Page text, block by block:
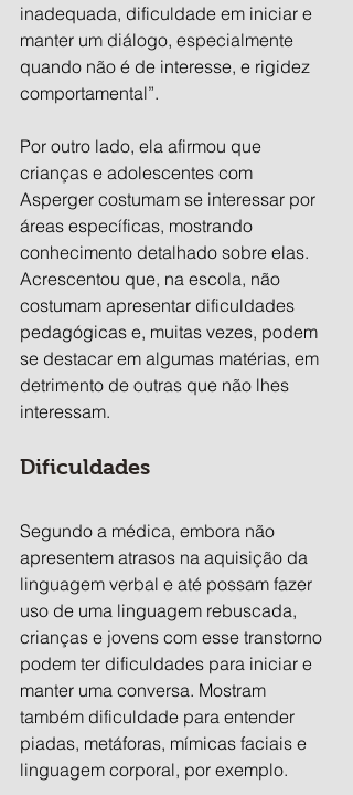
inadequada, dificuldade em iniciar e
manter um diálogo, especialmente
quando não é de interesse, e rigidez
comportamental”.
Por outro lado, ela afirmou que
crianças e adolescentes com
Asperger costumam se interessar por
áreas específicas, mostrando
conhecimento detalhado sobre elas.
Acrescentou que, na escola, não
costumam apresentar dificuldades
pedagógicas e, muitas vezes, podem
se destacar em algumas matérias, em
detrimento de outras que não lhes
interessam.
Dificuldades
Segundo a médica, embora não
apresentem atrasos na aquisição da
linguagem verbal e até possam fazer
uso de uma linguagem rebuscada,
crianças e jovens com esse transtorno
podem ter dificuldades para iniciar e
manter uma conversa. Mostram
também dificuldade para entender
piadas, metáforas, mímicas faciais e
linguagem corporal, por exemplo.